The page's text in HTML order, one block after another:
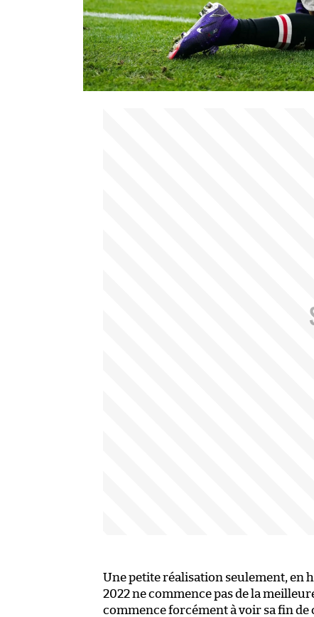
Une petite réalisation seulement, en
2022 ne commence pas de la
commence forcément à voir sa fin de